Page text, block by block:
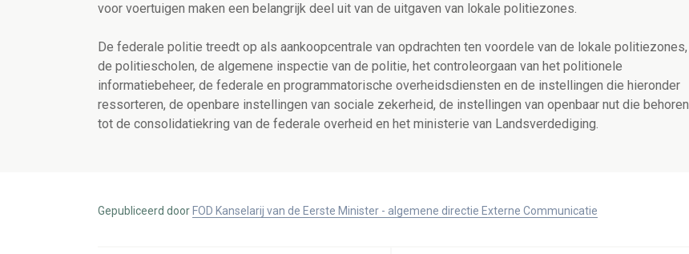
voor voertuigen maken een belangrijk deel uit van de uitgaven van lokale politiezones.
De federale politie treedt op als aankoopcentrale van opdrachten ten voordele van de lokale politiezones,
de politiescholen, de algemene inspectie van de politie, het controleorgaan van het politionele
informatiebeheer, de federale en programmatorische overheidsdiensten en de instellingen die hieronder
ressorteren, de openbare instellingen van sociale zekerheid, de instellingen van openbaar nut die behoren
tot de consolidatiekring van de federale overheid en het ministerie van Landsverdediging.
Gepubliceerd door FOD Kanselarij van de Eerste Minister - algemene directie Externe Communicatie